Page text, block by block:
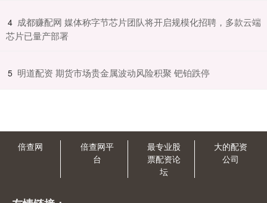
4 ​成都赚配网 媒体称字节芯片团队将开启规模化招聘，多款云端
芯片已量产部署
5 ​明道配资 期货市场贵金属波动风险积聚 钯铂跌停
倍查网
倍查网平
台
最专业股
票配资论
坛
大的配资
公司